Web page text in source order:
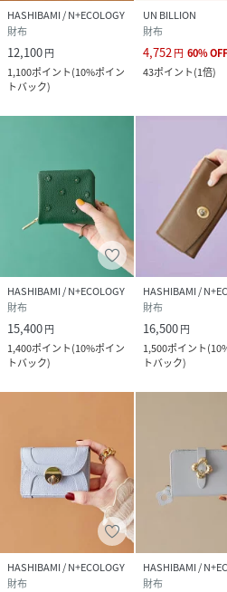
※カスタード(イエロー系その他)
>>>>>>ご使用上のご注意<<<<<<
・天然石は天然のものを使用して
ガラスを含む)
・天然由来の小傷が石の内側や
ますが、商品不良ではございませ
・天然石への過度な衝撃による"
・商品は天然皮革を使用してい
場合がございます。
HASHIBAMI / N+ECOLOGY
財布
12,100円
1,100ポイント(10%ポイン
トバック)
UN BILLION
財布
4,752円 60%OFF
43ポイント(1倍)
HASHIBAMI / N+ECOLOGY
財布
15,400円
1,400ポイント(10%ポイン
トバック)
HASHIBAMI /
財布
16,500円
1,500ポイント(
トバック)
HASHIBAMI / N+ECOLOGY
財布
HASHIBAMI /
財布